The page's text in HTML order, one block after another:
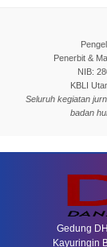
Penerbit &
NIB:
KBLI
Seluruh kegiatan
badan
Gedung
Kayuringin